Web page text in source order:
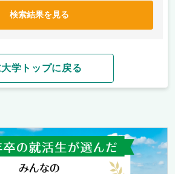
検索結果を見る
大学トップに戻る